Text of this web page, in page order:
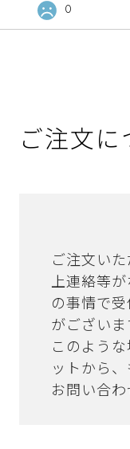
0
ご注文
ご注文い
上連絡等
の事情で
がございま
このよう
ットから
お問い合わ